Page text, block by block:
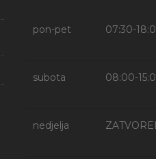
pon-pet 07:30-
subota 08:00-
nedjelja